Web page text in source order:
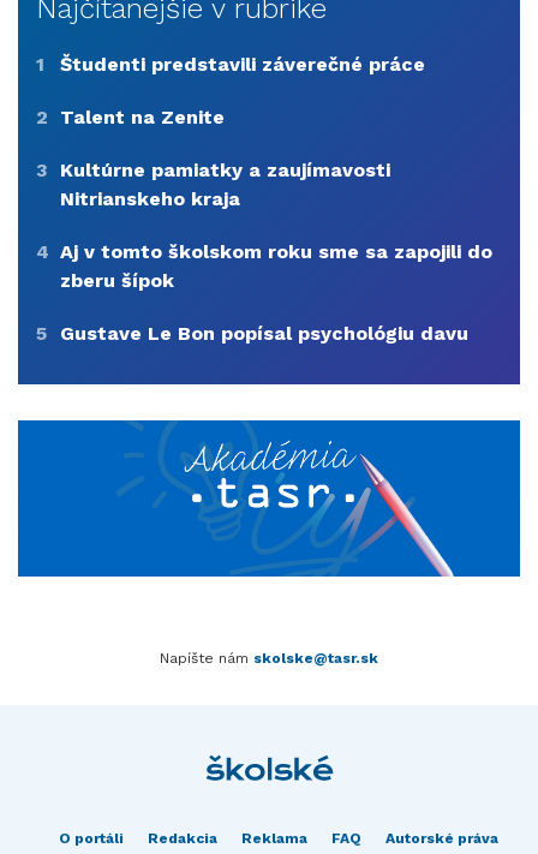
Najčítanejšie v rubrike
1 Študenti predstavili záverečné práce
2 Talent na Zenite
3
Kultúrne pamiatky a zaujímavosti
Nitrianskeho kraja
4 Aj v tomto školskom roku sme sa zapojili do
zberu šípok
5 Gustave Le Bon popísal psychológiu davu
Napíšte nám skolske@tasr.sk
O portáli Redakcia Reklama FAQ Autorské práva